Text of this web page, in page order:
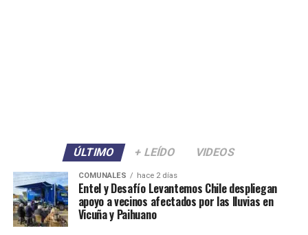
ÚLTIMO + LEÍDO VIDEOS
COMUNALES hace 2 días
Entel y Desafío Levantemos Chile despliegan
apoyo a vecinos afectados por las lluvias en
Vicuña y Paihuano